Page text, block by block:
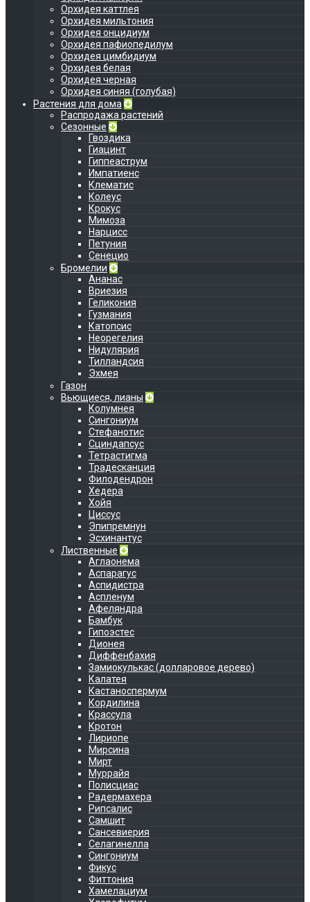
Орхидея каттлея
Орхидея мильтония
Орхидея онцидиум
Орхидея пафиопедилум
Орхидея цимбидиум
Орхидея белая
Орхидея черная
Орхидея синяя (голубая)
Растения для дома
Распродажа растений
Сезонные
Гвоздика
Гиацинт
Гиппеаструм
Импатиенс
Клематис
Колеус
Крокус
Мимоза
Нарцисс
Петуния
Сенецио
Бромелии
Ананас
Вриезия
Геликония
Гузмания
Катопсис
Неорегелия
Нидулярия
Тилландсия
Эхмея
Газон
Вьющиеся, лианы
Колумнея
Сингониум
Стефанотис
Сциндапсус
Тетрастигма
Традесканция
Филодендрон
Хедера
Хойя
Циссус
Эпипремнун
Эсхинантус
Лиственные
Аглаонема
Аспарагус
Аспидистра
Аспленум
Афеляндра
Бамбук
Гипоэстес
Дионея
Диффенбахия
Замиокулькас (долларовое дерево)
Калатея
Кастаноспермум
Кордилина
Крассула
Кротон
Лириопе
Мирсина
Мирт
Муррайя
Полисциас
Радермахера
Рипсалис
Самшит
Сансевиерия
Селагинелла
Сингониум
Фикус
Фиттония
Хамелациум